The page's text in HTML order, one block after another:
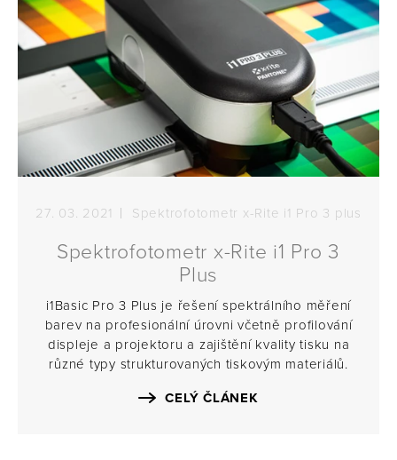
27. 03. 2021 Spektrofotometr x-Rite i1 Pro 3 plus
Spektrofotometr x-Rite i1 Pro 3
Plus
i1Basic Pro 3 Plus je řešení spektrálního měření
barev na profesionální úrovni včetně profilování
displeje a projektoru a zajištění kvality tisku na
různé typy strukturovaných tiskovým materiálů.
CELÝ ČLÁNEK